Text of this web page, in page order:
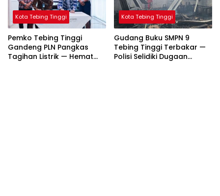
Kota Tebing Tinggi
Pemko Tebing Tinggi
Gandeng PLN Pangkas
Tagihan Listrik — Hemat
Kota Tebing Tinggi
Gudang Buku SMPN 9
Tebing Tinggi Terbakar —
Polisi Selidiki Dugaan